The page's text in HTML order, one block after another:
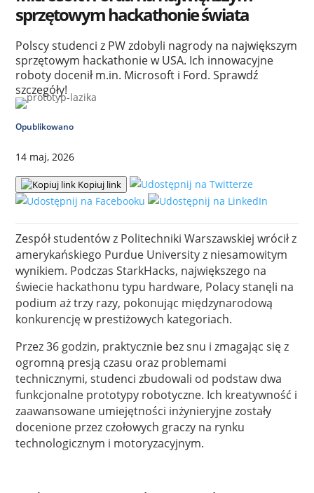
sprzętowym hackathonie świata
Polscy studenci z PW zdobyli nagrody na największym
sprzętowym hackathonie w USA. Ich innowacyjne
roboty docenił m.in. Microsoft i Ford. Sprawdź
szczegóły!
Opublikowano
14 maj, 2026
Kopiuj link
Zespół studentów z Politechniki Warszawskiej wrócił z
amerykańskiego Purdue University z niesamowitym
wynikiem. Podczas StarkHacks, największego na
świecie hackathonu typu hardware, Polacy stanęli na
podium aż trzy razy, pokonując międzynarodową
konkurencję w prestiżowych kategoriach.
Przez 36 godzin, praktycznie bez snu i zmagając się z
ogromną presją czasu oraz problemami
technicznymi, studenci zbudowali od podstaw dwa
funkcjonalne prototypy robotyczne. Ich kreatywność i
zaawansowane umiejętności inżynieryjne zostały
docenione przez czołowych graczy na rynku
technologicznym i motoryzacyjnym.